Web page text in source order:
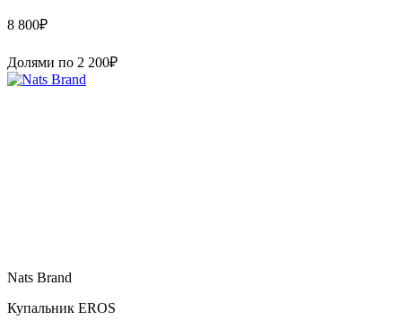
8 800₽
Долями по 2 200₽
Nats Brand
Купальник EROS